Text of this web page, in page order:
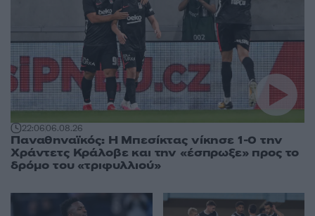
22:0606.08.26
Παναθηναϊκός: Η Μπεσίκτας νίκησε 1-0 την
Χράντετς Κράλοβε και την «έσπρωξε» προς το
δρόμο του «τριφυλλιού»